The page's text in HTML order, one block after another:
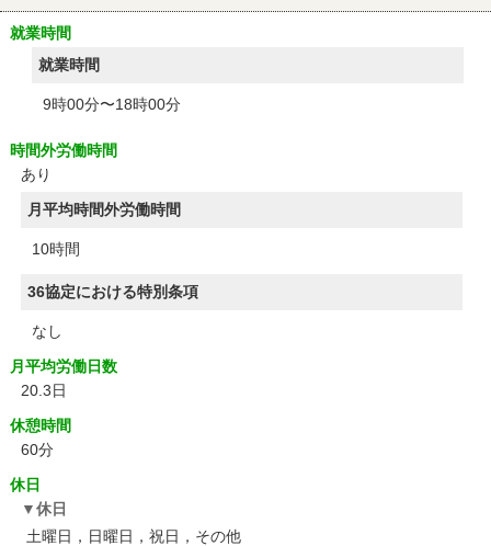
就業時間
就業時間
9時00分〜18時00分
時間外労働時間
あり
月平均時間外労働時間
10時間
36協定における特別条項
なし
月平均労働日数
20.3日
休憩時間
60分
休日
休日
土曜日，日曜日，祝日，その他